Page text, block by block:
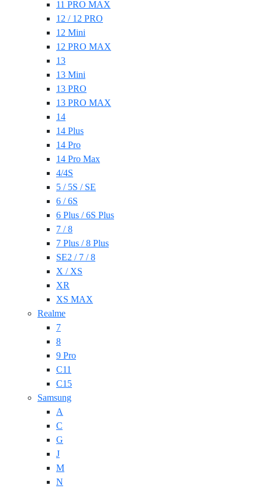
11 PRO MAX
12 / 12 PRO
12 Mini
12 PRO MAX
13
13 Mini
13 PRO
13 PRO MAX
14
14 Plus
14 Pro
14 Pro Max
4/4S
5 / 5S / SE
6 / 6S
6 Plus / 6S Plus
7 / 8
7 Plus / 8 Plus
SE2 / 7 / 8
X / XS
XR
XS MAX
Realme
7
8
9 Pro
C11
C15
Samsung
A
C
G
J
M
N